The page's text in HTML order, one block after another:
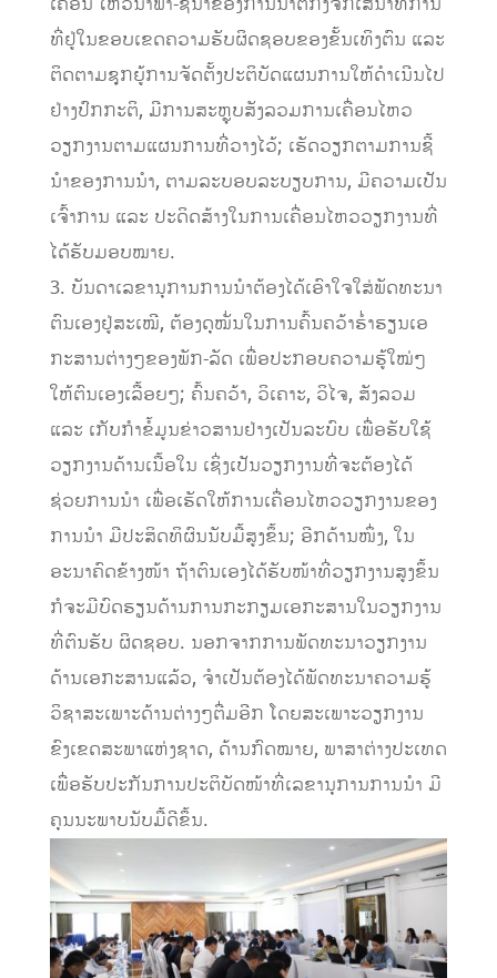
ທີ່ຢູ່ໃນຂອບເຂດຄວາມຮັບຜິດຊອບຂອງຂັ້ນເທິງຕົນ ແລະ
ຕິດຕາມຊຸກຍູ້ການຈັດຕັ້ງປະຕິບັດແຜນການໃຫ້ດໍາເນີນໄປ
ຢ່າງປົກກະຕິ, ມີການສະຫຼຸບສັງລວມການເຄື່ອນໄຫວ
ວຽກງານຕາມແຜນການທີ່ວາງໄວ້; ເຮັດວຽກຕາມການຊີ້
ນໍາຂອງການນໍາ, ຕາມລະບອບລະບຽບການ, ມີຄວາມເປັນ
ເຈົ້າການ ແລະ ປະດິດສ້າງໃນການເຄື່ອນໄຫວວຽກງານທີ່
ໄດ້ຮັບມອບໝາຍ.
3. ບັນດາເລຂານຸການການນໍາຕ້ອງໄດ້ເອົາໃຈໃສ່ພັດທະນາ
ຕົນເອງຢູ່ສະເໝີ, ຕ້ອງດຸໝັ່ນໃນການຄົ້ນຄວ້າຮໍ່າຮຽນເອ
ກະສານຕ່າງໆຂອງພັກ-ລັດ ເພື່ອປະກອບຄວາມຮູ້ໃໝ່ໆ
ໃຫ້ຕົນເອງເລື້ອຍໆ; ຄົ້ນຄວ້າ, ວິເຄາະ, ວິໄຈ, ສັງລວມ
ແລະ ເກັບກໍາຂໍ້ມູນຂ່າວສານຢ່າງເປັນລະບົບ ເພື່ອຮັບໃຊ້
ວຽກງານດ້ານເນື້ອໃນ ເຊິ່ງເປັນວຽກງານທີ່ຈະຕ້ອງໄດ້
ຊ່ວຍການນໍາ ເພື່ອເຮັດໃຫ້ການເຄື່ອນໄຫວວຽກງານຂອງ
ການນໍາ ມີປະສິດທິຜົນນັບມື້ສູງຂຶ້ນ; ອີກດ້ານໜຶ່ງ, ໃນ
ອະນາຄົດຂ້າງໜ້າ ຖ້າຕົນເອງໄດ້ຮັບໜ້າທີ່ວຽກງານສູງຂຶ້ນ
ກໍຈະມີບົດຮຽນດ້ານການກະກຽມເອກະສານໃນວຽກງານ
ທີ່ຕົນຮັບ ຜິດຊອບ. ນອກຈາກການພັດທະນາວຽກງານ
ດ້ານເອກະສານແລ້ວ, ຈໍາເປັນຕ້ອງໄດ້ພັດທະນາຄວາມຮູ້
ວິຊາສະເພາະດ້ານຕ່າງໆຕື່ມອີກ ໂດຍສະເພາະວຽກງານ
ຂົງເຂດສະພາແຫ່ງຊາດ, ດ້ານກົດໝາຍ, ພາສາຕ່າງປະເທດ
ເພື່ອຮັບປະກັນການປະຕິບັດໜ້າທີ່ເລຂານຸການການນໍາ ມີ
ຄຸນນະພາບນັບມື້ດີຂຶ້ນ.